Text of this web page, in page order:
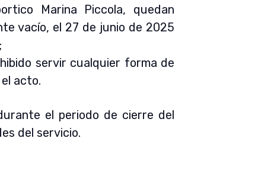
Marina Piccola, quedan
vacío, el 27 de junio de 2025
servir cualquier forma de
acto.
el periodo de cierre del
del servicio.